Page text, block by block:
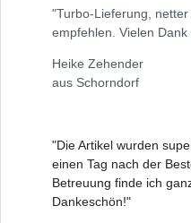
"Turbo-Lieferung,
empfehlen. Vielen
Heike Zehender
aus Schorndorf
"Die Artikel wurden
einen Tag nach der
Betreuung finde ich
Dankeschön!"